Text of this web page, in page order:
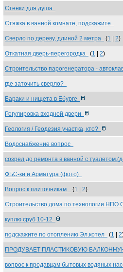
Стенки для душа
Стяжка в ванной комнате, подскажите
Cверло по дереву, длиной 2 метра (1 2)
Откатная дверь-перегородка (1 2)
Строительство парогенератора -
где заточить сверло?
Бараки и нищета в Ебурге
Регулировка входной двери
Геология / Геодезия участка, кто?
Водоснабжение вопрос
созрел до ремонта в ванной с
ФБС-ки и Арматура (фото)
Вопрос к плиточникам. (1 2)
Строительство дома по технологии НПО
куплю сруб 10-12
подскажите по отоплению Эл.котел (1 2
ПРОДУВАЕТ ПЛАСТИКОВУЮ
вопрос к продавцам бытовых водяных